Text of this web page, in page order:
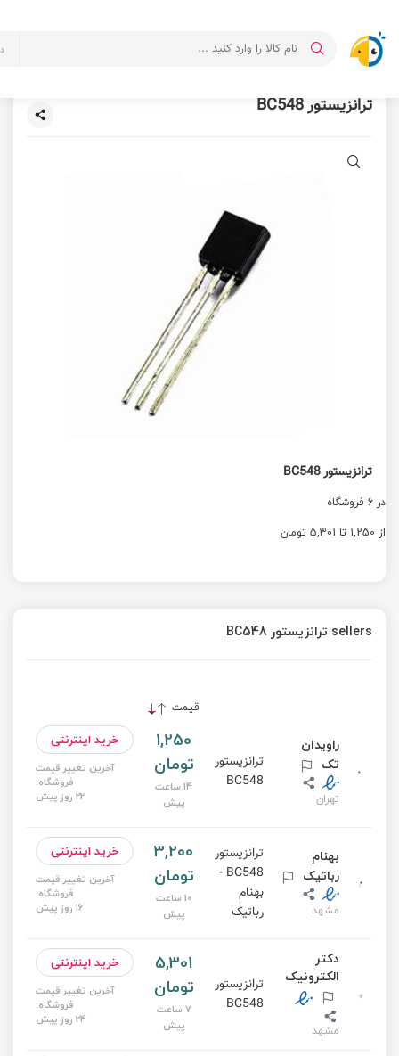
ترانزیستور BC548
ترانزیستور BC548
در 6 فروشگاه
از 1,250 تا 5,301 تومان
sellers ترانزیستور BC548
قیمت
راویدان
تک
تهران
ترانزیستور
BC548
1,250
تومان
14 ساعت
پیش
خرید اینترنتی
آخرین تغییر قیمت
فروشگاه:
22 روز پیش
بهنام
رباتیک
مشهد
ترانزیستور
BC548 -
بهنام
رباتیک
3,200
تومان
10 ساعت
پیش
خرید اینترنتی
آخرین تغییر قیمت
فروشگاه:
16 روز پیش
دکتر
الکترونیک
مشهد
ترانزیستور
BC548
5,301
تومان
7 ساعت
پیش
خرید اینترنتی
آخرین تغییر قیمت
فروشگاه:
24 روز پیش